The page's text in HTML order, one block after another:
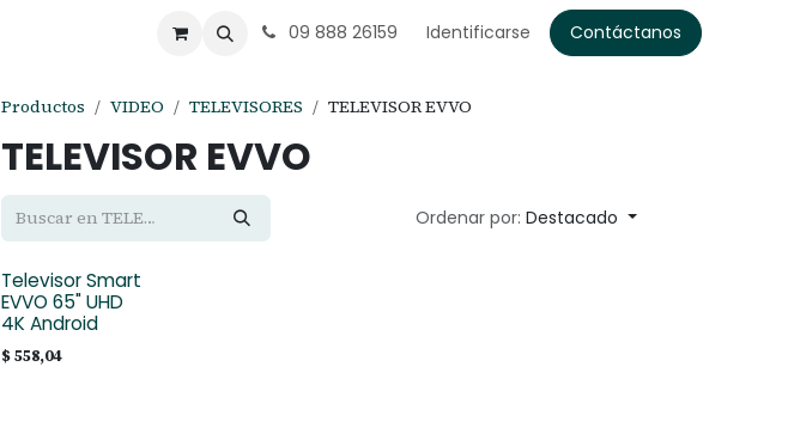
09 888 26159 Identificarse Contáctanos
Productos VIDEO TELEVISORES TELEVISOR EVVO
TELEVISOR EVVO
Ordenar por: Destacado
Televisor Smart
EVVO 65" UHD
4K Android
$558,04